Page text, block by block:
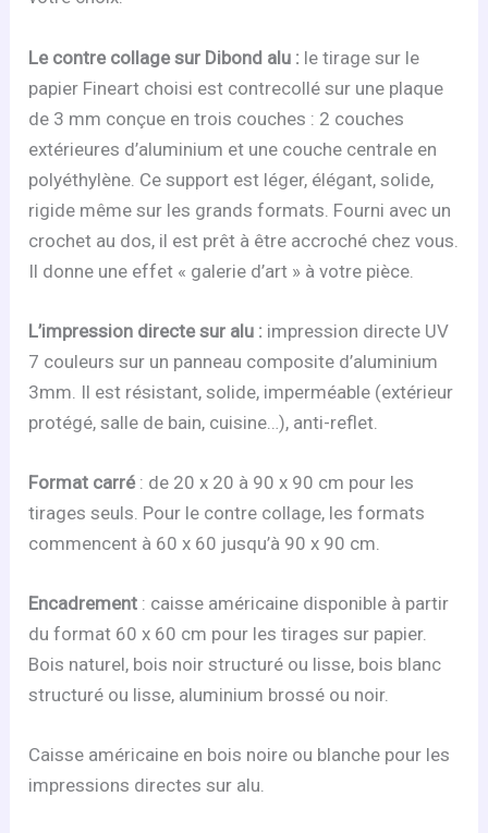
Le contre collage sur Dibond alu : le tirage sur le
papier Fineart choisi est contrecollé sur une plaque
de 3 mm conçue en trois couches : 2 couches
extérieures d’aluminium et une couche centrale en
polyéthylène. Ce support est léger, élégant, solide,
rigide même sur les grands formats. Fourni avec un
crochet au dos, il est prêt à être accroché chez vous.
Il donne une effet « galerie d’art » à votre pièce.
L’impression directe sur alu : impression directe UV
7 couleurs sur un panneau composite d’aluminium
3mm. Il est résistant, solide, imperméable (extérieur
protégé, salle de bain, cuisine…), anti-reflet.
Format carré: de 20 x 20 à 90 x 90 cm pour les
tirages seuls. Pour le contre collage, les formats
commencent à 60 x 60 jusqu’à 90 x 90 cm.
Encadrement : caisse américaine disponible à partir
du format 60 x 60 cm pour les tirages sur papier.
Bois naturel, bois noir structuré ou lisse, bois blanc
structuré ou lisse, aluminium brossé ou noir.
Caisse américaine en bois noire ou blanche pour les
impressions directes sur alu.